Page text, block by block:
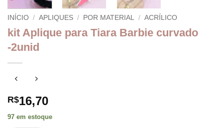
INÍCIO / APLIQUES / POR MATERIAL / ACRÍLICO
kit Aplique para Tiara Barbie curvado
-2unid
R$16,70
97 em estoque